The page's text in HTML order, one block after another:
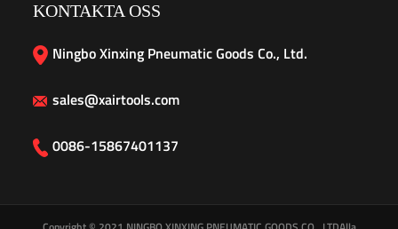
KONTAKTA OSS
Ningbo Xinxing Pneumatic Goods Co., Ltd.
sales@xairtools.com
0086-15867401137